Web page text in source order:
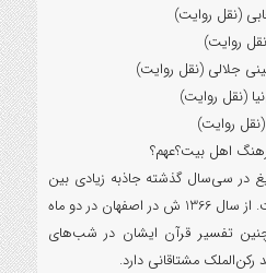
اهل بیت؟عهم؟
در سی‌سال گذشته جاذبه زیادی بین
جوانان و عموم مردم داشته است. از سال 1366 ش در اصفهان در دو ماه
تفسیر قرآن ایشان در شب‌های